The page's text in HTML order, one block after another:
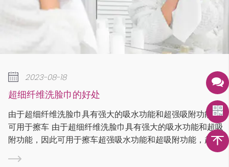
功能和超强吸附功能，
强大的吸水功能和超吸
能和超吸附功能，超细
吸水功能和超吸附功
如何去除超细纤维毛巾上的绒
在某些情况下，绒毛是超细纤维
的。要去除绒毛，您可以使用绒
来捕获绒毛。清洁超细纤维布时
说明。有些布料如果是定制或个